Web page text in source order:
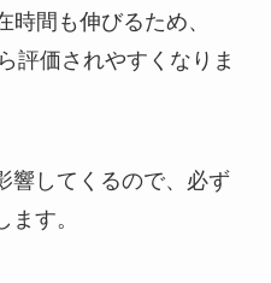
間も伸びるため、
評価されやすくなりま
響してくるので、必ず
す。